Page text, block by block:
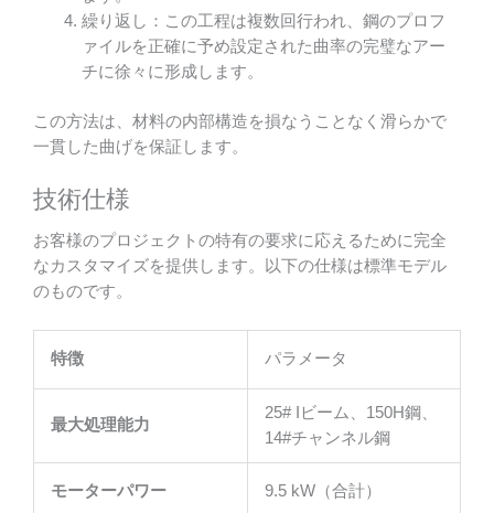
繰り返し：この工程は複数回行われ、鋼のプロフ
ァイルを正確に予め設定された曲率の完璧なアー
チに徐々に形成します。
この方法は、材料の内部構造を損なうことなく滑らかで
一貫した曲げを保証します。
技術仕様
お客様のプロジェクトの特有の要求に応えるために完全
なカスタマイズを提供します。以下の仕様は標準モデル
のものです。
特徴 パラメータ
最大処理能力
25# Iビーム、150H鋼、
14#チャンネル鋼
モーターパワー 9.5 kW（合計）